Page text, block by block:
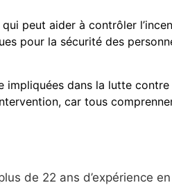
peut aider à contrôler
pour la sécurité des
dans la lutte contre
car tous
de 22 ans d’expérience